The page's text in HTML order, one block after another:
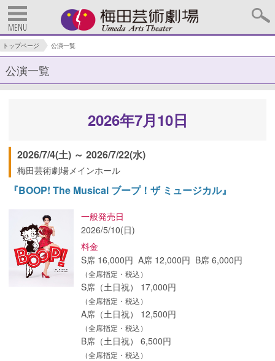
MENU
トップページ 公演一覧
公演一覧
2026年7月10日
2026/7/4(土) ～ 2026/7/22(水)
梅田芸術劇場メインホール
『BOOP! The Musical ブープ！ザ ミュージカル』
一般発売日
2026/5/10(日)
料金
S席 16,000円 A席 12,000円 B席 6,000円
（全席指定・税込）
S席（土日祝） 17,000円
（全席指定・税込）
A席（土日祝） 12,500円
（全席指定・税込）
B席（土日祝） 6,500円
（全席指定・税込）